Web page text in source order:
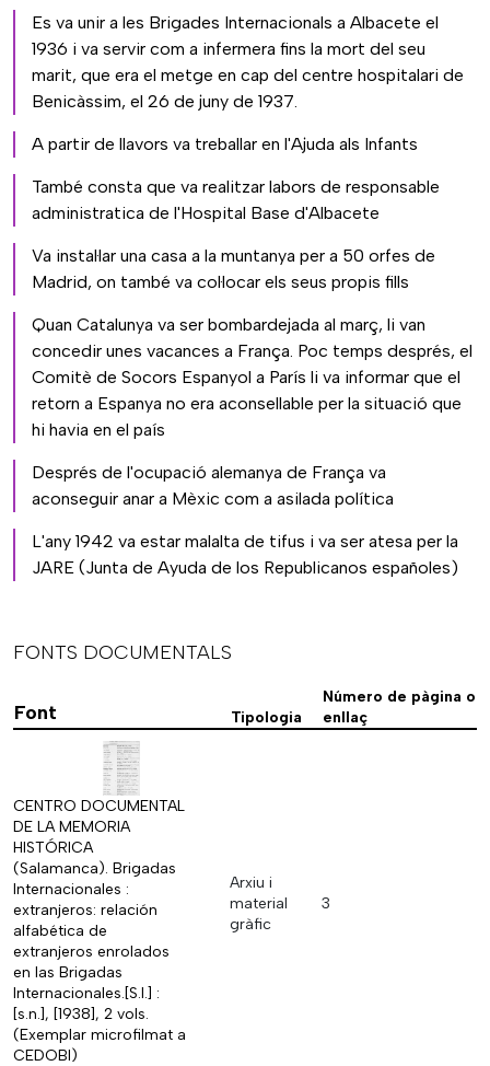
Es va unir a les Brigades Internacionals a Albacete el
1936 i va servir com a infermera fins la mort del seu
marit, que era el metge en cap del centre hospitalari de
Benicàssim, el 26 de juny de 1937.
A partir de llavors va treballar en l'Ajuda als Infants
També consta que va realitzar labors de responsable
administratica de l'Hospital Base d'Albacete
Va instal·lar una casa a la muntanya per a 50 orfes de
Madrid, on també va col·locar els seus propis fills
Quan Catalunya va ser bombardejada al març, li van
concedir unes vacances a França. Poc temps després, el
Comitè de Socors Espanyol a París li va informar que el
retorn a Espanya no era aconsellable per la situació que
hi havia en el país
Després de l'ocupació alemanya de França va
aconseguir anar a Mèxic com a asilada política
L'any 1942 va estar malalta de tifus i va ser atesa per la
JARE (Junta de Ayuda de los Republicanos españoles)
FONTS DOCUMENTALS
Font Tipologia
Número de pàgina o
enllaç
CENTRO DOCUMENTAL
DE LA MEMORIA
HISTÓRICA
(Salamanca). Brigadas
Internacionales :
extranjeros: relación
alfabética de
extranjeros enrolados
en las Brigadas
Internacionales.[S.l.] :
[s.n.], [1938], 2 vols.
(Exemplar microfilmat a
CEDOBI)
Arxiu i
material
gràfic
3